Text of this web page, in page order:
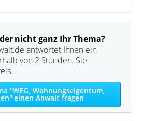
nicht ganz Ihr Thema?
antwortet Ihnen ein
von 2 Stunden. Sie
"WEG, Wohnungseigentum,
einen Anwalt fragen